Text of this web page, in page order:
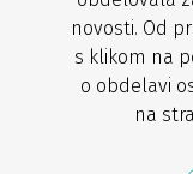
novosti. Od
s klikom na
o obdelavi
na